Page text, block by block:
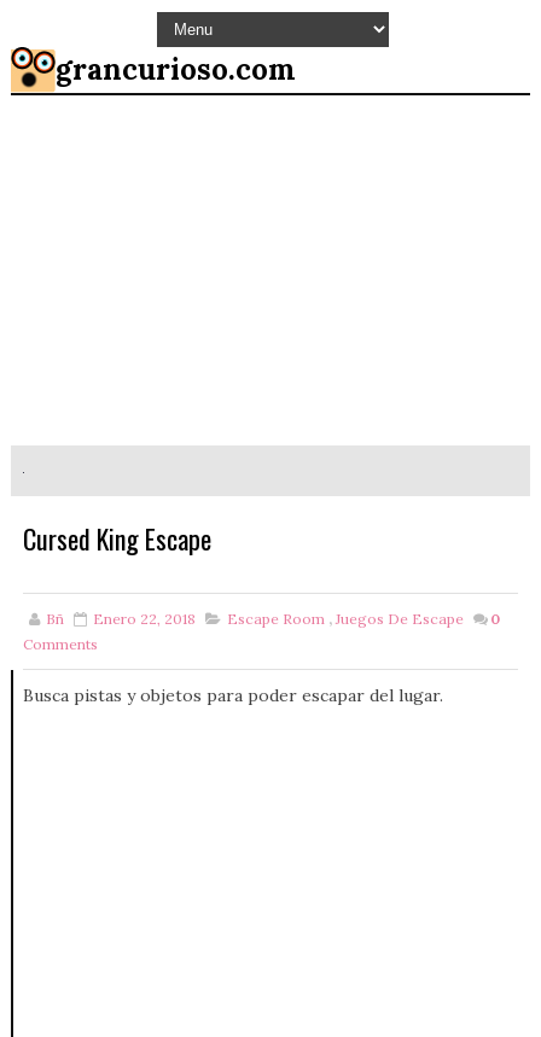
grancurioso.com
Cursed King Escape
Bñ Enero 22, 2018 Escape Room , Juegos De Escape
0
Comments
Busca pistas y objetos para poder escapar del lugar.